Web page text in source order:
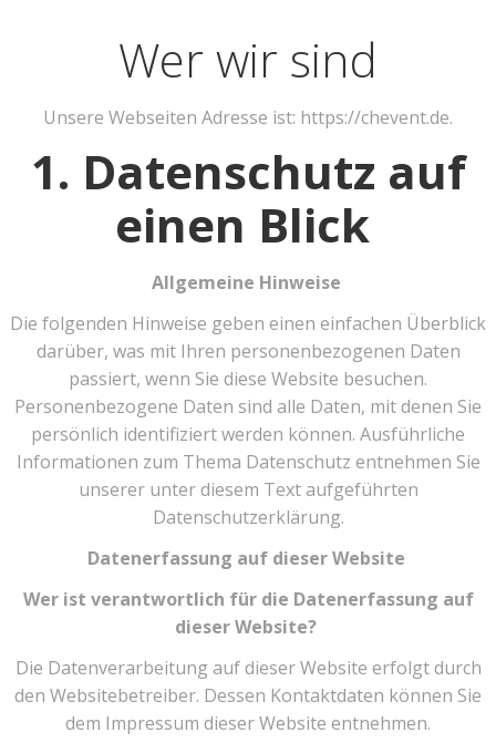
Inhalt
springen
Wer wir sind
Unsere Webseiten Adresse ist: https://chevent.de.
1. Datenschutz auf
einen Blick
Allgemeine Hinweise
Die folgenden Hinweise geben einen einfachen Überblick
darüber, was mit Ihren personenbezogenen Daten
passiert, wenn Sie diese Website besuchen.
Personenbezogene Daten sind alle Daten, mit denen Sie
persönlich identifiziert werden können. Ausführliche
Informationen zum Thema Datenschutz entnehmen Sie
unserer unter diesem Text aufgeführten
Datenschutzerklärung.
Datenerfassung auf dieser Website
Wer ist verantwortlich für die Datenerfassung auf
dieser Website?
Die Datenverarbeitung auf dieser Website erfolgt durch
den Websitebetreiber. Dessen Kontaktdaten können Sie
dem Impressum dieser Website entnehmen.